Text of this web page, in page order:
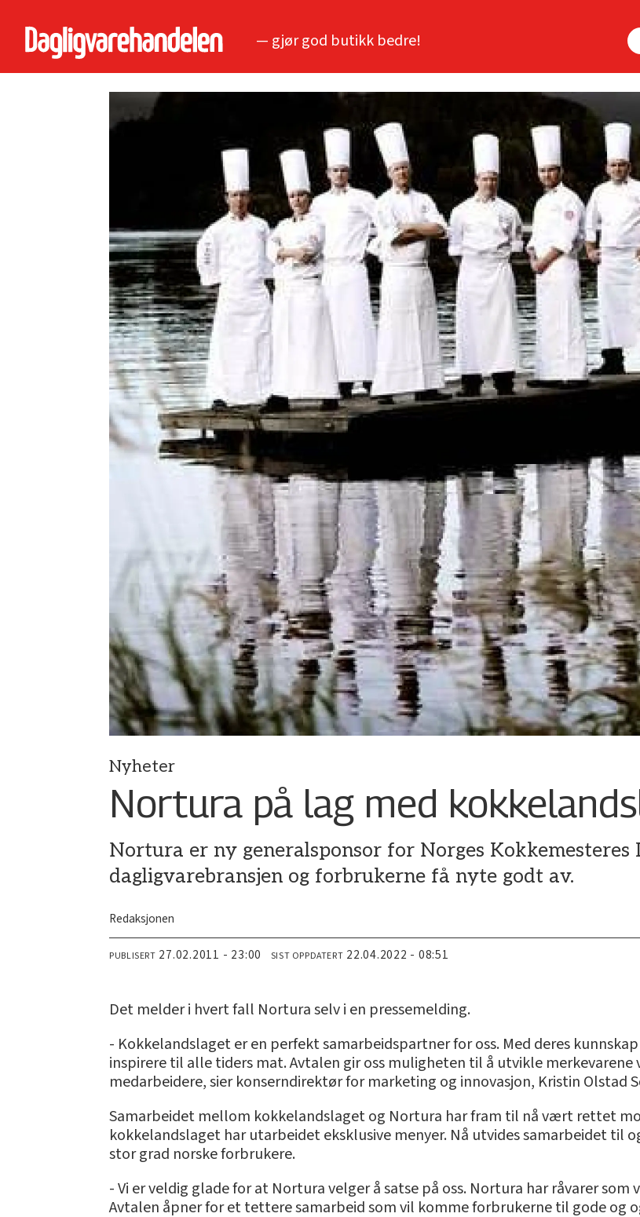
— gjør god butikk bedre!
Nyheter
Nortura på lag med
Nortura er ny generalsponsor for Norges
dagligvarebransjen og forbrukerne få nyte godt av.
Redaksjonen
PUBLISERT 27.02.2011 - 23:00 SIST OPPDATERT 22.04.2022 - 08:51
Det melder i hvert fall Nortura selv i en pressemelding.
- Kokkelandslaget er en perfekt samarbeidspartner for oss. Med deres
inspirere til alle tiders mat. Avtalen gir oss muligheten til å utvikle merkevarene
medarbeidere, sier konserndirektør for marketing og innovasjon, Kristin Olstad
Samarbeidet mellom kokkelandslaget og Nortura har fram til nå vært rettet
kokkelandslaget har utarbeidet eksklusive menyer. Nå utvides samarbeidet til
stor grad norske forbrukere.
- Vi er veldig glade for at Nortura velger å satse på oss. Nortura har råvarer
Avtalen åpner for et tettere samarbeid som vil komme forbrukerne til gode og